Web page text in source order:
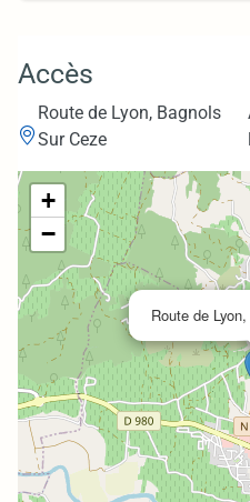
Accès
Route de Lyon, Bagnols
Sur Ceze
Route de
+
−